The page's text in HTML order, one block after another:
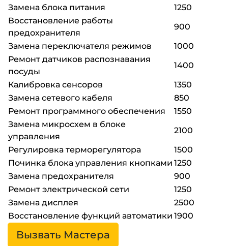
Замена блока питания
1250
Восстановление работы
предохранителя
900
Замена переключателя режимов
1000
Ремонт датчиков распознавания
посуды
1400
Калибровка сенсоров
1350
Замена сетевого кабеля
850
Ремонт программного обеспечения
1550
Замена микросхем в блоке
управления
2100
Регулировка терморегулятора
1500
Починка блока управления кнопками 1250
Замена предохранителя
900
Ремонт электрической сети
1250
Замена дисплея
2500
Восстановление функций автоматики 1900
Вызвать Мастера